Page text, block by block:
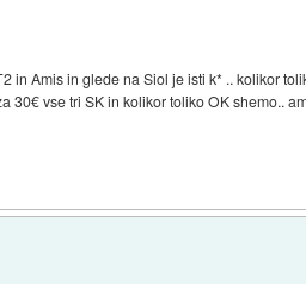
in Amis in glede na Siol je isti k* .. kolikor
30€ vse tri SK in kolikor toliko OK shemo..